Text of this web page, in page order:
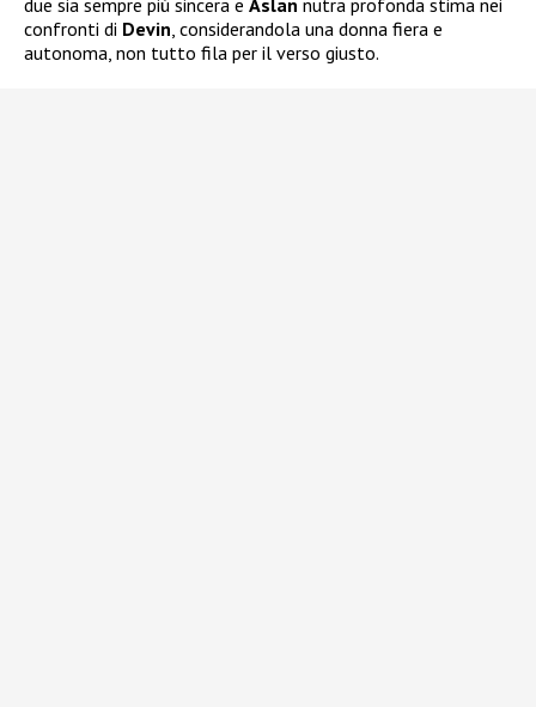
due sia sempre più sincera e Aslan nutra profonda stima nei
confronti di Devin, considerandola una donna fiera e
autonoma, non tutto fila per il verso giusto.